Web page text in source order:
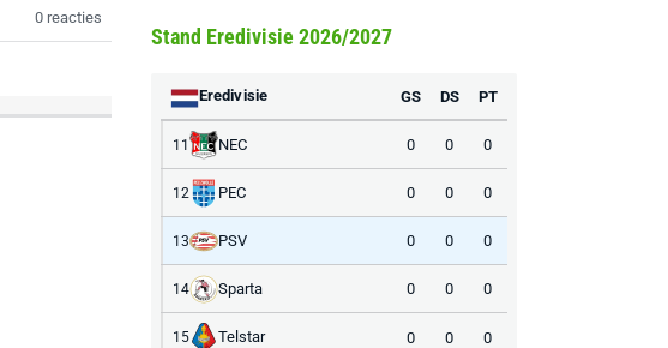
0 reacties
Stand Eredivisie 2026/2027
Eredivisie GS DS PT
11 NEC 0 0 0
12 PEC 0 0 0
13 PSV 0 0 0
14 Sparta 0 0 0
15 Telstar 0 0 0